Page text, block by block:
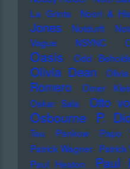
La Grinta
Noori &
Jones
Notdurft
Vague
NSYNC
Oasis Odd
Olivia Dean
Romero
Omer
Oskar Sala
Otto
Osbourne
P.
Tau
Pankow Papo
Patrick Wagner Patrick
Paul Heaton Paul